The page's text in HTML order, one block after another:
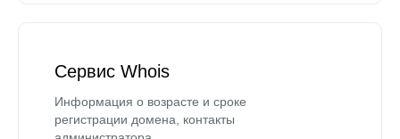
Сервис Whois
Информация о возрасте и сроке
регистрации домена, контакты